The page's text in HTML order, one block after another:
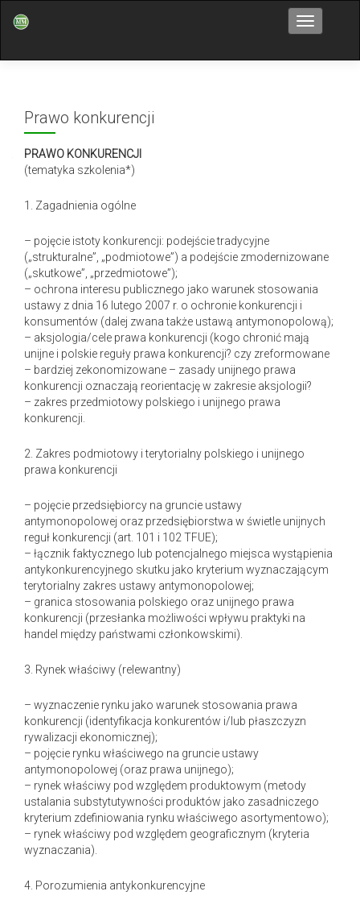
Przełącz
Prawo konkurencji
PRAWO KONKURENCJI
(tematyka szkolenia*)
1. Zagadnienia ogólne
– pojęcie istoty konkurencji: podejście tradycyjne
(„strukturalne”, „podmiotowe”) a podejście zmodernizowane
(„skutkowe”, „przedmiotowe”);
– ochrona interesu publicznego jako warunek stosowania
ustawy z dnia 16 lutego 2007 r. o ochronie konkurencji i
konsumentów (dalej zwana także ustawą antymonopolową);
– aksjologia/cele prawa konkurencji (kogo chronić mają
unijne i polskie reguły prawa konkurencji? czy zreformowane
– bardziej zekonomizowane – zasady unijnego prawa
konkurencji oznaczają reorientację w zakresie aksjologii?
– zakres przedmiotowy polskiego i unijnego prawa
konkurencji.
2. Zakres podmiotowy i terytorialny polskiego i unijnego
prawa konkurencji
– pojęcie przedsiębiorcy na gruncie ustawy
antymonopolowej oraz przedsiębiorstwa w świetle unijnych
reguł konkurencji (art. 101 i 102 TFUE);
– łącznik faktycznego lub potencjalnego miejsca wystąpienia
antykonkurencyjnego skutku jako kryterium wyznaczającym
terytorialny zakres ustawy antymonopolowej;
– granica stosowania polskiego oraz unijnego prawa
konkurencji (przesłanka możliwości wpływu praktyki na
handel między państwami członkowskimi).
3. Rynek właściwy (relewantny)
– wyznaczenie rynku jako warunek stosowania prawa
konkurencji (identyfikacja konkurentów i/lub płaszczyzn
rywalizacji ekonomicznej);
– pojęcie rynku właściwego na gruncie ustawy
antymonopolowej (oraz prawa unijnego);
– rynek właściwy pod względem produktowym (metody
ustalania substytutywności produktów jako zasadniczego
kryterium zdefiniowania rynku właściwego asortymentowo);
– rynek właściwy pod względem geograficznym (kryteria
wyznaczania).
4. Porozumienia antykonkurencyjne